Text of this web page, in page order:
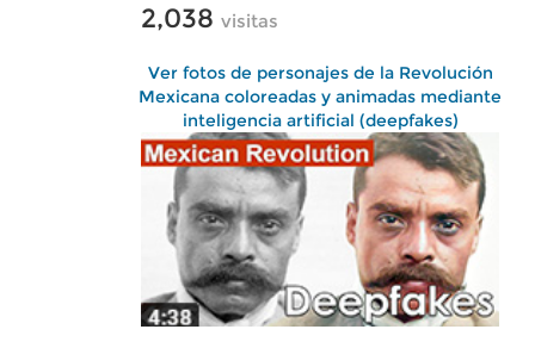
2,038 visitas
Ver fotos de personajes de la Revolución
Mexicana coloreadas y animadas mediante
inteligencia artificial (deepfakes)